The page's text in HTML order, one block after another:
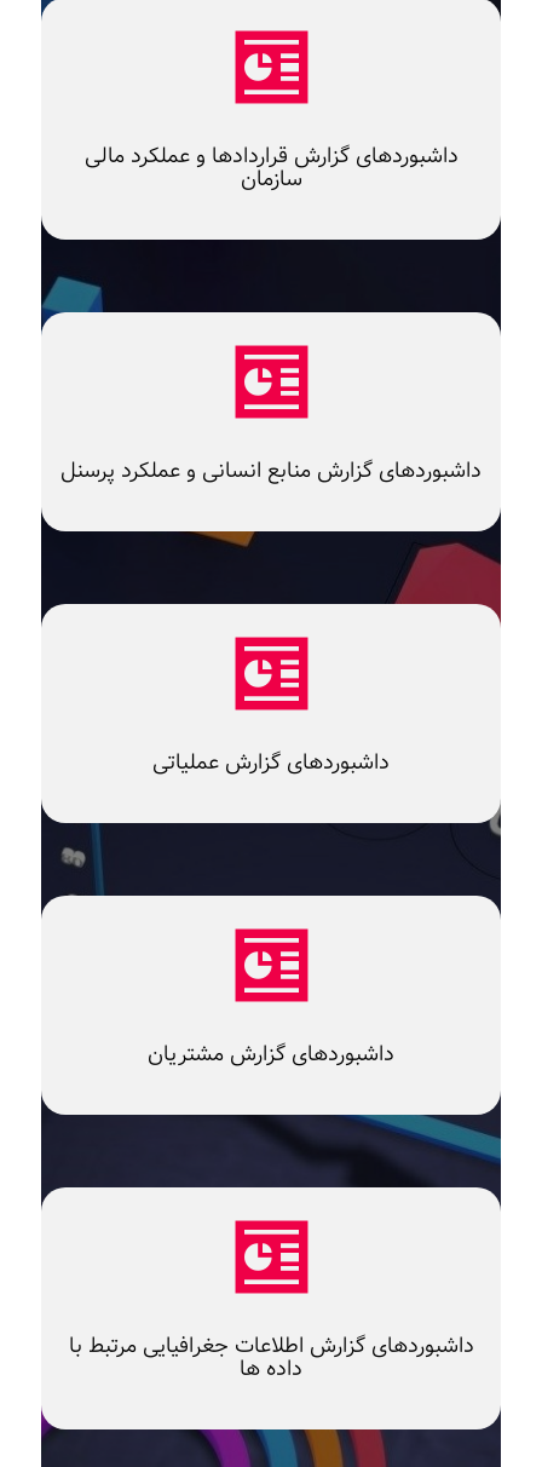
داشبوردهای گزارش قراردادها و عملکرد مالی
سازمان
داشبوردهای گزارش منابع انسانی و عملکرد پرسنل
داشبوردهای گزارش عملیاتی
داشبوردهای گزارش مشتریان
داشبوردهای گزارش اطلاعات جغرافیایی مرتبط با
داده ها